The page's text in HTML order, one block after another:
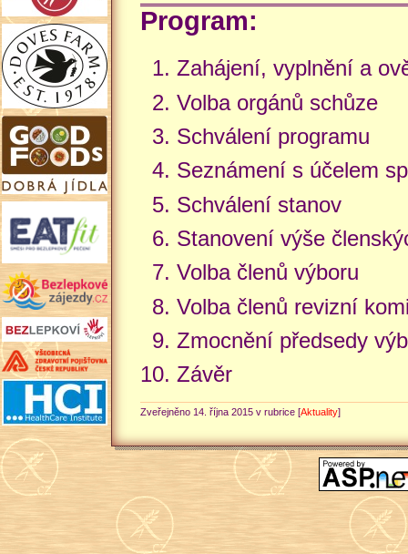
Program:
Zahájení, vyplnění a
Volba orgánů schůze
Schválení programu
Seznámení s účelem
Schválení stanov
Stanovení výše
Volba členů výboru
Volba členů revizní
Zmocnění předsedy
Závěr
Zveřejněno 14. října 2015 v rubrice [Aktuality]